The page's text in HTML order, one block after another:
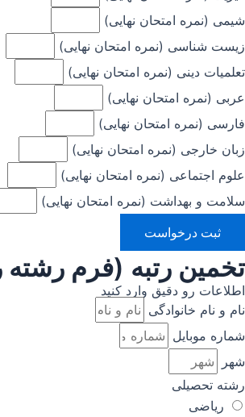
شیمی (نمره امتحان نهایی)
زیست شناسی (نمره امتحان نهایی)
تعلمیات دینی (نمره امتحان نهایی)
عربی (نمره امتحان نهایی)
فارسی (نمره امتحان نهایی)
زبان خارجی (نمره امتحان نهایی)
علوم اجتماعی (نمره امتحان نهایی)
سلامت و بهداشت (نمره امتحان نهایی)
ثبت درخواست
تخمین رتبه (فرم
اطلاعات رو دقیق وارد کنید
نام و نام خانوادگی
شماره موبایل
شهر
رشته تحصیلی
ریاضی